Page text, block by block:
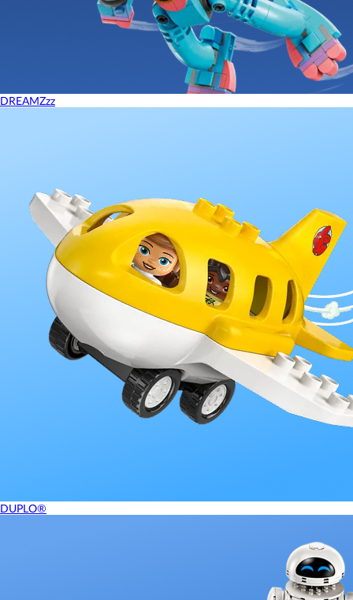
DREAMZzz
DUPLO®